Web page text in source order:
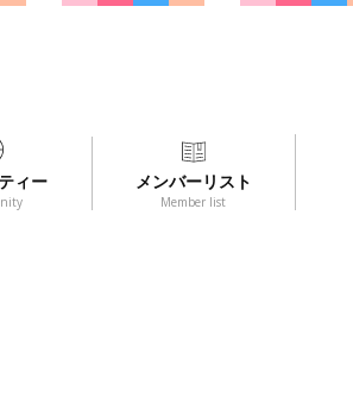
ィー メンバーリスト
Member list